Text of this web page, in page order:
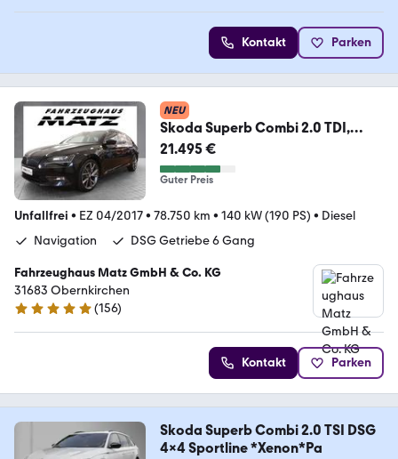
Kontakt Parken
NEU
Skoda Superb Combi 2.0 TDI,
21.495 €
Guter Preis
Unfallfrei • EZ 04/2017• 78.750 km • 140 kW (190 PS) • Diesel
Navigation
DSG Getriebe 6 Gang
Fahrzeughaus Matz GmbH & Co. KG
31683 Obernkirchen
4.8 Sterne
(156)
Kontakt Parken
Skoda Superb Combi 2.0 TSI DSG
4x4 Sportline *Xenon*Pa